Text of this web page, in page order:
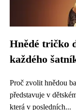
Hnědé tričko
každého
Proč zvolit hnědou
představuje v
která v posledních...